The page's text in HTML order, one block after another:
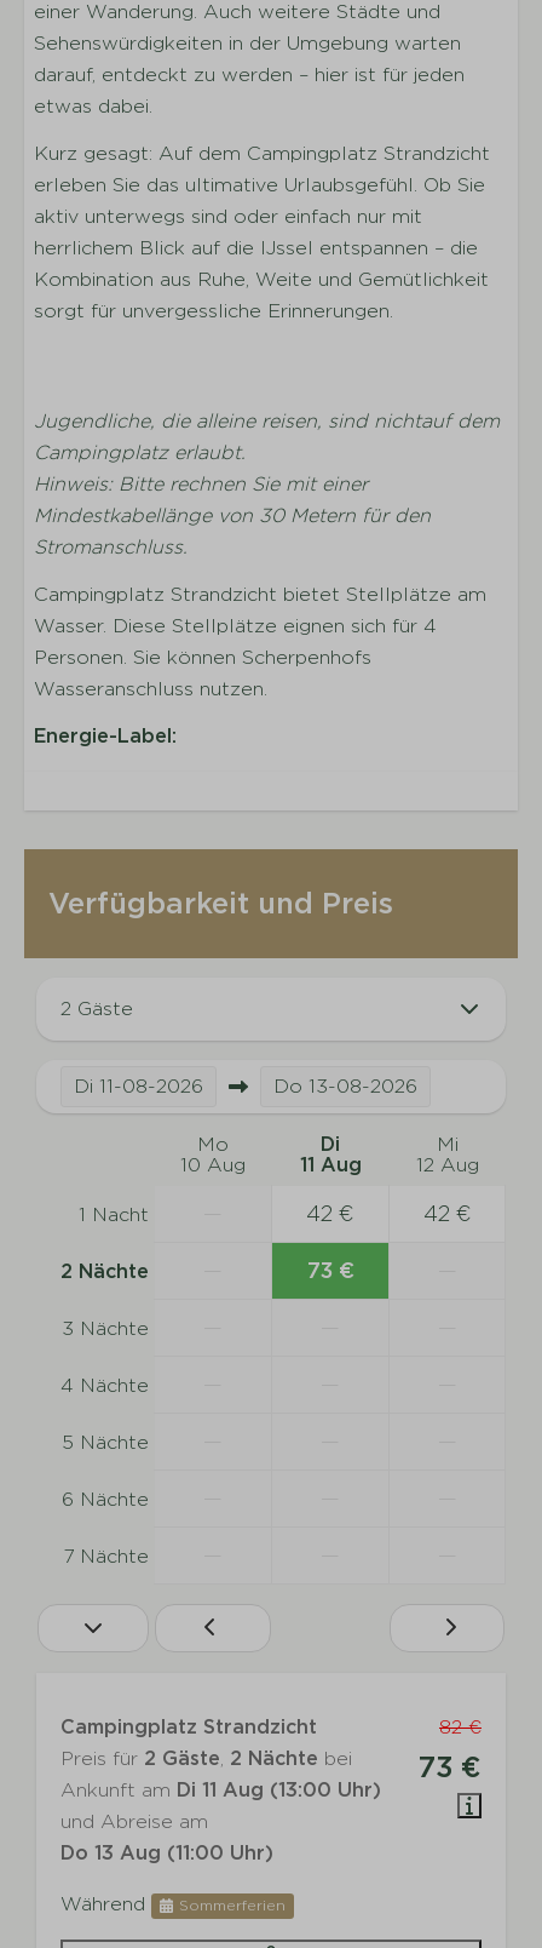
einer Wanderung. Auch weitere Städte und
Sehenswürdigkeiten in der Umgebung warten
darauf, entdeckt zu werden – hier ist für jeden
etwas dabei.
Kurz gesagt: Auf dem Campingplatz Strandzicht
erleben Sie das ultimative Urlaubsgefühl. Ob Sie
aktiv unterwegs sind oder einfach nur mit
herrlichem Blick auf die IJssel entspannen – die
Kombination aus Ruhe, Weite und Gemütlichkeit
sorgt für unvergessliche Erinnerungen.
Jugendliche, die alleine reisen, sind nichtauf dem
Campingplatz erlaubt.
Hinweis: Bitte rechnen Sie mit einer
Mindestkabellänge von 30 Metern für den
Stromanschluss.
Campingplatz Strandzicht bietet Stellplätze am
Wasser. Diese Stellplätze eignen sich für 4
Personen. Sie können Scherpenhofs
Wasseranschluss nutzen.
Energie-Label:
Verfügbarkeit und Preis
2 Gäste
Di 11-08-2026 Do 13-08-2026
Mo
10 Aug
Di
11 Aug
Mi
12 Aug
1 Nacht 42 € 42 €
2 Nächte 73 €
3 Nächte
4 Nächte
5 Nächte
6 Nächte
7 Nächte
82 €
73 €
Campingplatz Strandzicht
Preis für 2 Gäste, 2 Nächte bei
Ankunft am Di 11 Aug (13:00 Uhr)
und Abreise am
Do 13 Aug (11:00 Uhr)
Während Sommerferien